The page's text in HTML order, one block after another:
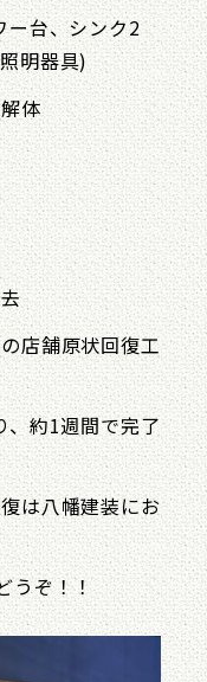
台、シンク2
明器具)
体
店舗原状回復工
約1週間で完了
は八幡建装にお
うぞ！！